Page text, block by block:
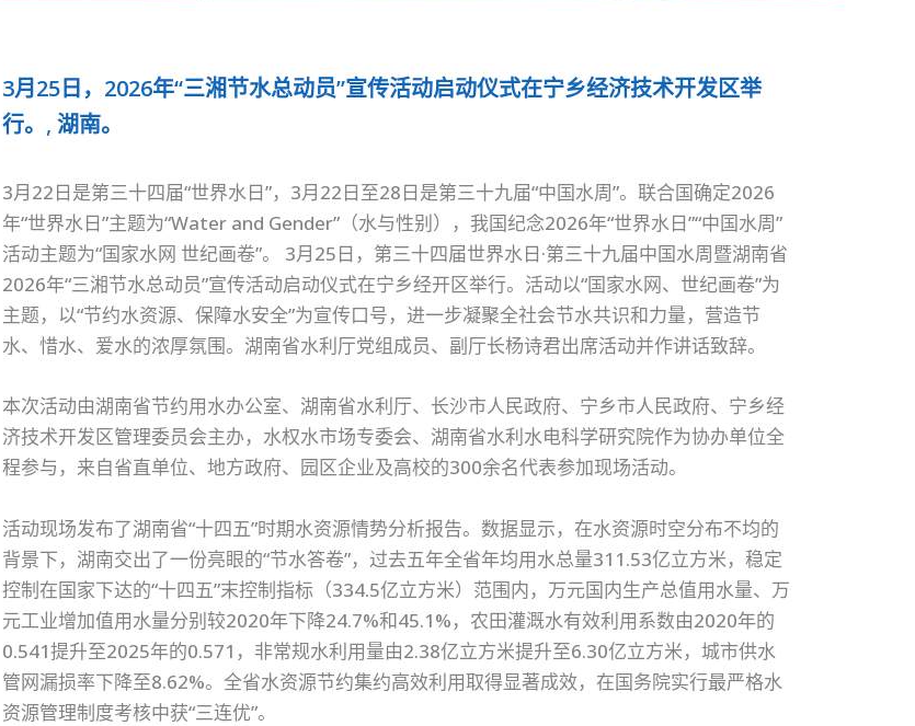
3月25日，2026年“三湘节水总动员”宣传活动启动仪式在宁乡经济技术开发区举
行。 , 湖南。
3月22日是第三十四届“世界水日”，3月22日至28日是第三十九届“中国水周”。联合国确定2026
年“世界水日”主题为“Water and Gender”（水与性别），我国纪念2026年“世界水日”“中国水周”
活动主题为“国家水网 世纪画卷”。 3月25日，第三十四届世界水日·第三十九届中国水周暨湖南省
2026年“三湘节水总动员”宣传活动启动仪式在宁乡经开区举行。活动以“国家水网、世纪画卷”为
主题，以“节约水资源、保障水安全”为宣传口号，进一步凝聚全社会节水共识和力量，营造节
水、惜水、爱水的浓厚氛围。湖南省水利厅党组成员、副厅长杨诗君出席活动并作讲话致辞。
本次活动由湖南省节约用水办公室、湖南省水利厅、长沙市人民政府、宁乡市人民政府、宁乡经
济技术开发区管理委员会主办，水权水市场专委会、湖南省水利水电科学研究院作为协办单位全
程参与，来自省直单位、地方政府、园区企业及高校的300余名代表参加现场活动。
活动现场发布了湖南省“十四五”时期水资源情势分析报告。数据显示，在水资源时空分布不均的
背景下，湖南交出了一份亮眼的“节水答卷”，过去五年全省年均用水总量311.53亿立方米，稳定
控制在国家下达的“十四五”末控制指标（334.5亿立方米）范围内，万元国内生产总值用水量、万
元工业增加值用水量分别较2020年下降24.7%和45.1%，农田灌溉水有效利用系数由2020年的
0.541提升至2025年的0.571，非常规水利用量由2.38亿立方米提升至6.30亿立方米，城市供水
管网漏损率下降至8.62%。全省水资源节约集约高效利用取得显著成效，在国务院实行最严格水
资源管理制度考核中获“三连优”。